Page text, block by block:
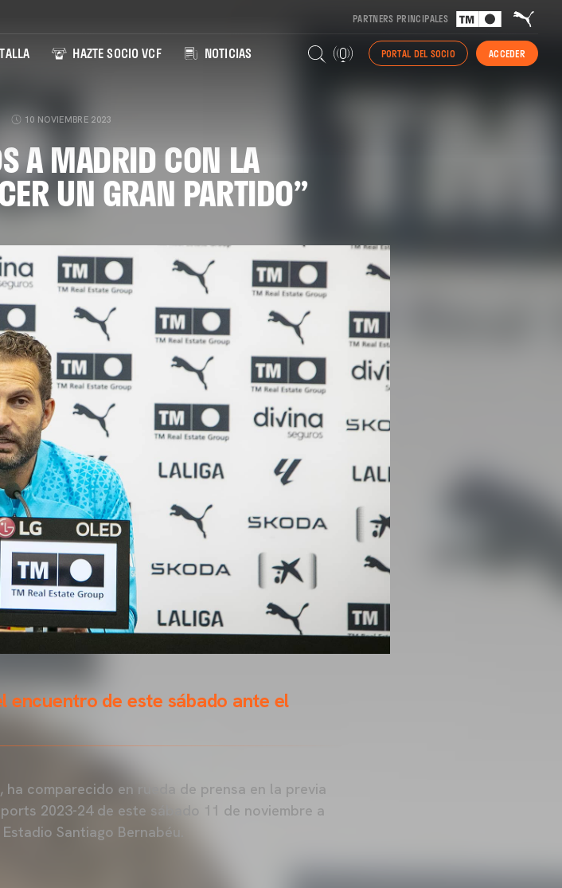
PARTNERS PRINCIPALES
HAZTE SOCIO VCF NOTICIAS PORTAL DEL SOCIO ACCEDER
10 NOVIEMBRE 2023
A MADRID CON LA
UN GRAN PARTIDO”
encuentro de este sábado ante el
, ha comparecido en rueda de prensa en la previa
2023-24 de este sábado 11 de noviembre a
Santiago Bernabéu.